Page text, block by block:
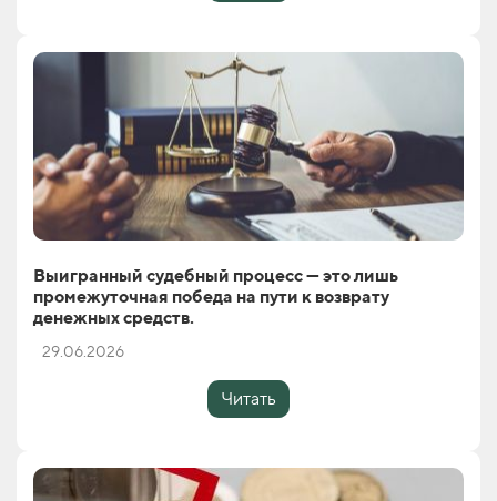
Выигранный судебный процесс — это лишь
промежуточная победа на пути к возврату
денежных средств.
29.06.2026
Читать